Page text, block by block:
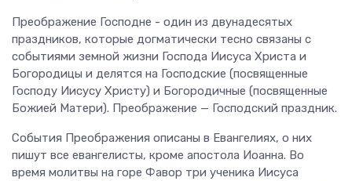
Преображение Господне - один из двунадесятых
праздников, которые догматически тесно связаны с
событиями земной жизни Господа Иисуса Христа и
Богородицы и делятся на Господские (посвященные
Господу Иисусу Христу) и Богородичные (посвященные
Божией Матери). Преображение — Господский праздник.
События Преображения описаны в Евангелиях, о них
пишут все евангелисты, кроме апостола Иоанна. Во
время молитвы на горе Фавор три ученика Иисуса